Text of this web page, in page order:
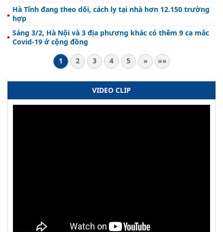
Hà Tĩnh đang theo dõi, cách ly tại nhà hơn 12.150 trường
hợp
Sáng 3/2, Hà Nội và 3 địa phương khác có thêm 9 ca mắc
Covid-19 ở cộng đồng
1
2 3 4 5 » »»
VIDEO CLIP